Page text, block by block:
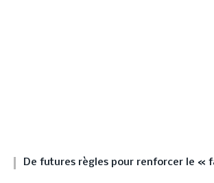
De futures règles pour renforcer le «